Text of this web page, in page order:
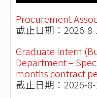
Procurement
截止日期：2026-
Graduate Intern
Department –
months contract
截止日期：2026-